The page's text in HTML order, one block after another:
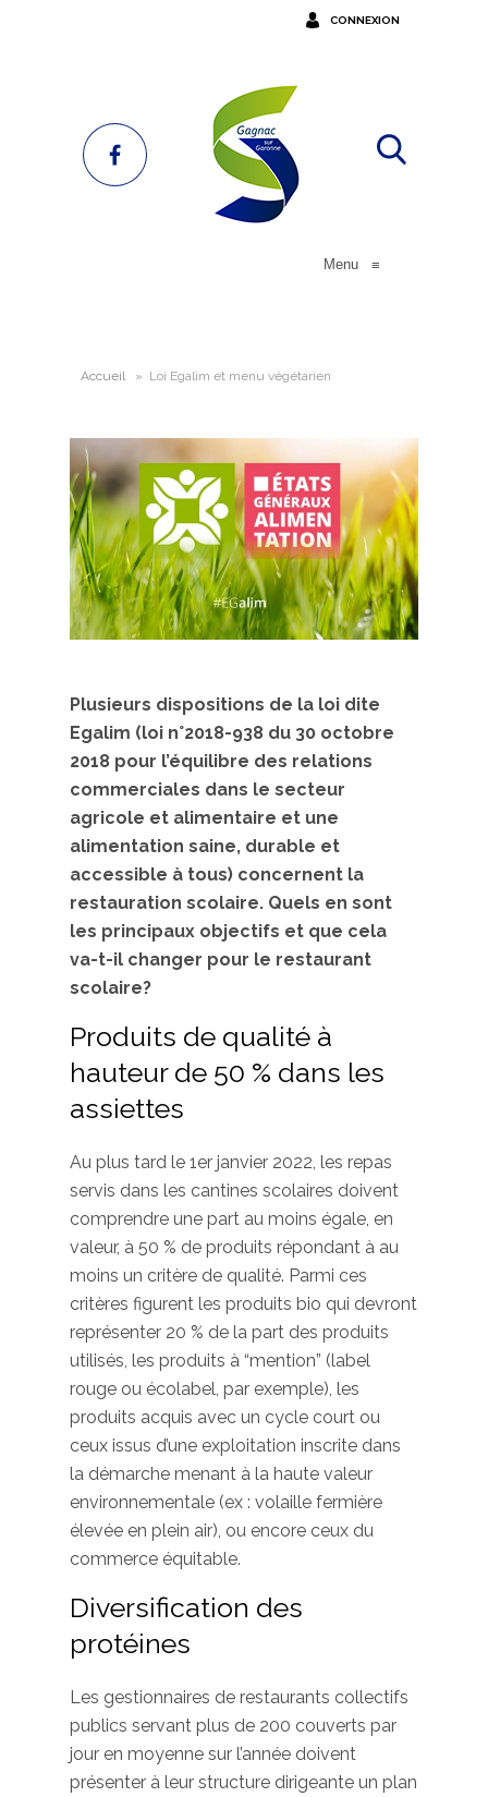
CONNEXION
Menu ≡
Accueil » Loi Egalim et menu végétarien
Plusieurs dispositions de la loi dite
Egalim (loi n°2018-938 du 30 octobre
2018 pour l’équilibre des relations
commerciales dans le secteur
agricole et alimentaire et une
alimentation saine, durable et
accessible à tous) concernent la
restauration scolaire. Quels en sont
les principaux objectifs et que cela
va-t-il changer pour le restaurant
scolaire?
Produits de qualité à
hauteur de 50 % dans les
assiettes
Au plus tard le 1er janvier 2022, les repas
servis dans les cantines scolaires doivent
comprendre une part au moins égale, en
valeur, à 50 % de produits répondant à au
moins un critère de qualité. Parmi ces
critères figurent les produits bio qui devront
représenter 20 % de la part des produits
utilisés, les produits à “mention” (label
rouge ou écolabel, par exemple), les
produits acquis avec un cycle court ou
ceux issus d’une exploitation inscrite dans
la démarche menant à la haute valeur
environnementale (ex : volaille fermière
élevée en plein air), ou encore ceux du
commerce équitable.
Diversification des
protéines
Les gestionnaires de restaurants collectifs
publics servant plus de 200 couverts par
jour en moyenne sur l’année doivent
présenter à leur structure dirigeante un plan